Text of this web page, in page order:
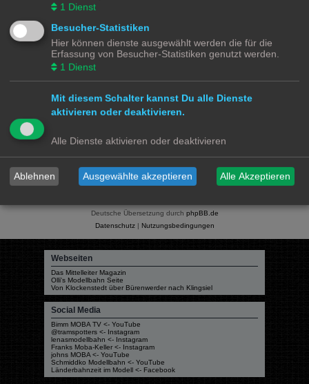
xposting ->https://www.stummiforum.de/t209446f29-M ... msg2488423
Antworten
1 Beitrag • Seite1von1
Gehe zu
Modellbahnforum
Deutsche Übersetzung durch phpBB.de
Datenschutz| Nutzungsbedingungen
Webseiten
Das Mittelleiter Magazin
Olli's Modellbahn Seite
Von Klockenstedt über Bürenwerder nach Klingsiel
Social Media
Bimm MOBA TV <- YouTube
@tramspotters <- Instagram
lenasmodellbahn <- Instagram
Franks Moba-Keller <- Instagram
johns MOBA <- YouTube
Schmiddko Modellbahn <- YouTube
Länderbahnzeit im Modell <- Facebook
1 Dienst
Besucher-Statistiken
Hier können dienste ausgewählt werden die für die
Erfassung von Besucher-Statistiken genutzt werden.
1 Dienst
Mit diesem Schalter kannst Du alle Dienste
aktivieren oder deaktivieren.
Alle Dienste aktivieren oder deaktivieren
Ablehnen Ausgewählte akzeptieren Alle Akzeptieren